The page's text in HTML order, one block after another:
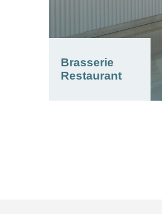
Brasserie
Restaurant